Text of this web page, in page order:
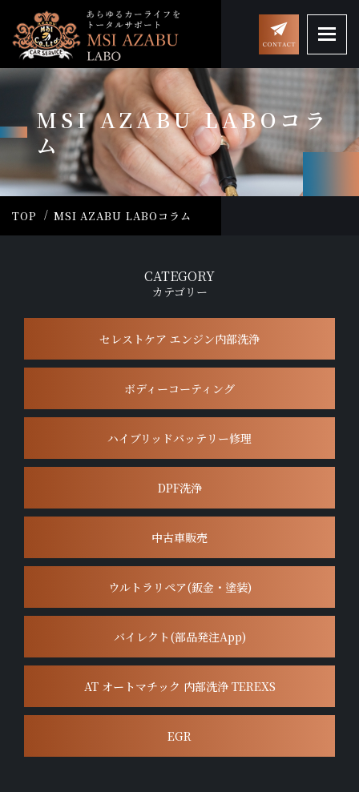
MSI AZABU LABOコラ
ム
TOP MSI AZABU LABOコラム
CATEGORY
カテゴリー
セレストケア エンジン内部洗浄
ボディーコーティング
ハイブリッドバッテリー修理
DPF洗浄
中古車販売
ウルトラリペア(鈑金・塗装)
バイレクト(部品発注App)
AT オートマチック 内部洗浄 TEREXS
EGR